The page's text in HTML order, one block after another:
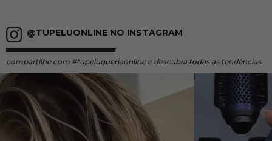
@TUPELUONLINE NO INSTAGRAM
compartilhe com #tupeluqueriaonline e descubra todas as tendências